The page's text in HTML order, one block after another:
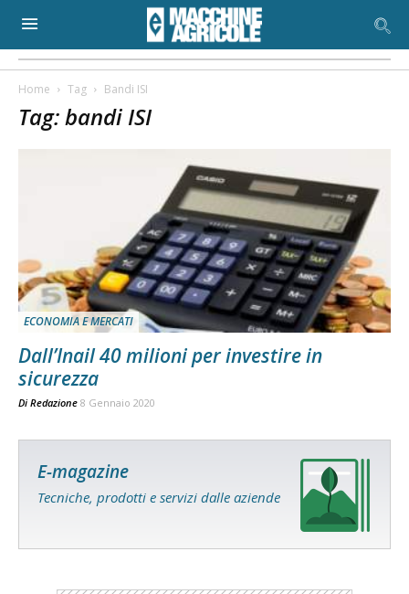
Home Tag Bandi ISI
Tag: bandi ISI
ECONOMIA E MERCATI
Dall’Inail 40 milioni per investire in
sicurezza
Di Redazione 8 Gennaio 2020
E-magazine
Tecniche, prodotti e servizi dalle aziende